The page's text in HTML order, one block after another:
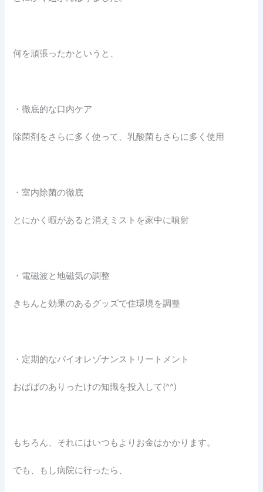
何を頑張ったかというと、
・徹底的な口内ケア
除菌剤をさらに多く使って、乳酸菌もさらに多く使用
・室内除菌の徹底
とにかく暇があると消えミストを家中に噴射
・電磁波と地磁気の調整
きちんと効果のあるグッズで住環境を調整
・定期的なバイオレゾナンストリートメント
おばばのありったけの知識を投入して(^^)
もちろん、それにはいつもよりお金はかかります。
でも、もし病院に行ったら、